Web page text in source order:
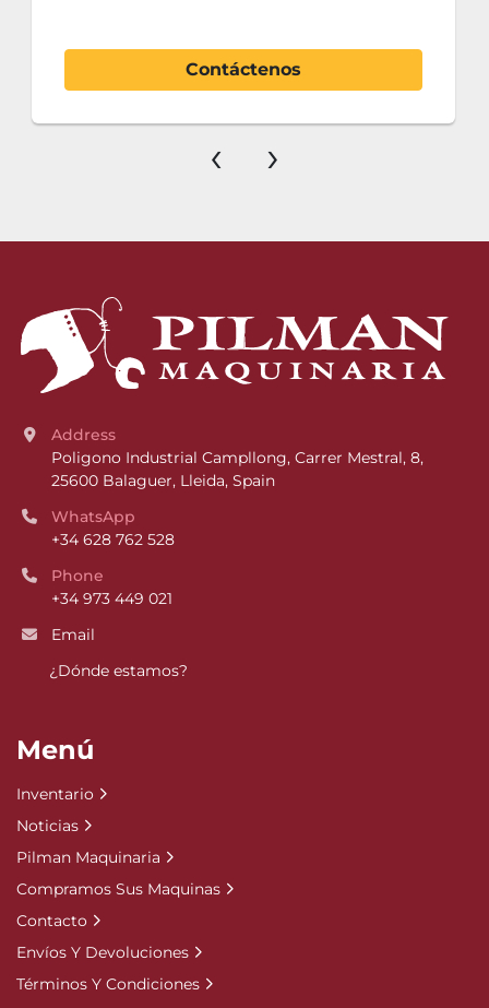
Contáctenos
‹ ›
Address
Poligono Industrial Campllong, Carrer Mestral, 8,
25600 Balaguer, Lleida, Spain
WhatsApp
+34 628 762 528
Phone
+34 973 449 021
Email
¿Dónde estamos?
Menú
Inventario
Noticias
Pilman Maquinaria
Compramos Sus Maquinas
Contacto
Envíos Y Devoluciones
Términos Y Condiciones